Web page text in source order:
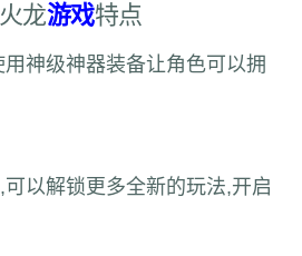
龙游戏特点
神级神器装备让角色可以拥
以解锁更多全新的玩法,开启